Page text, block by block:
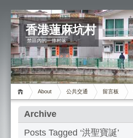
香港蓮麻坑村
禁區內的一條村落
About 公共交通 留言板
Archive
Posts Tagged ‘洪聖寶誕’